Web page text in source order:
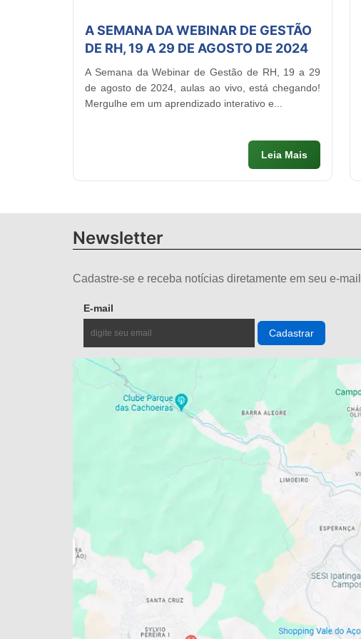
A SEMANA DA WEBINAR DE GESTÃO
DE RH, 19 A 29 DE AGOSTO DE 2024
A Semana da Webinar de Gestão de RH, 19 a 29
de agosto de 2024, aulas ao vivo, está chegando!
Mergulhe em um aprendizado interativo e...
Leia Mais
Newsletter
Cadastre-se e receba notícias diretamente em seu e-mail
E-mail